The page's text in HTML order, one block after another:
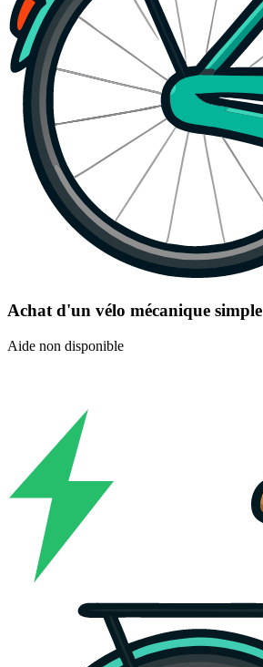
Achat d'un vélo mécanique simple
Aide non disponible